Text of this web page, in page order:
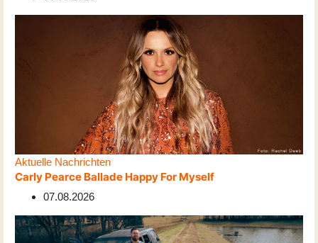
Aktuelle Nachrichten
Carly Pearce Ballade Happy For Myself
07.08.2026